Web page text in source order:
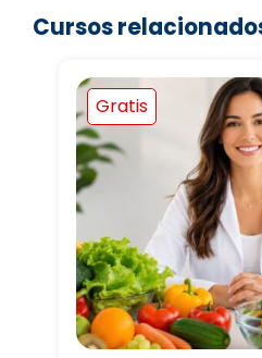
Cursos
Gratis